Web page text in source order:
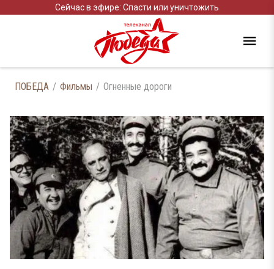
Сейчас в эфире: Спасти или уничтожить
ПОБЕДА Фильмы Огненные дороги